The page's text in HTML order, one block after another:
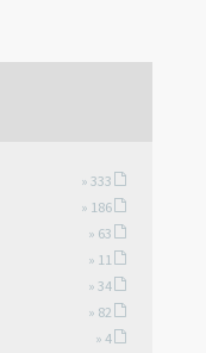
» 333
» 186
» 63
» 11
» 34
» 82
» 4